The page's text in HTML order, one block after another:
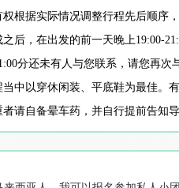
根据实际情况调整行程先后顺序
后，在出发的前一天晚上19:00-
分还未有人与您联系，请您再次
中以穿休闲装、平底鞋为最佳。
请自备晕车药，并自行提前告知